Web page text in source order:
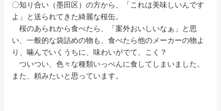
〇知り合い（墨田区）の方から、「これは美味しいんです
よ」と送られてきた綺麗な桜缶。
桜のあられから食べたら、「案外おいしいなぁ」と思
い、一般的な袋詰めの物も、食べたら他のメーカーの物よ
り、噛んでいくうちに、味わいがでて、こく？
ついつい、色々な種類いっぺんに食してしまいました。
また、頼みたいと思っています。